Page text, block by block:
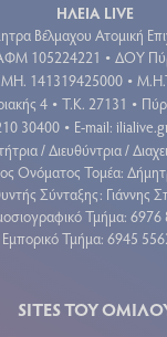
ΗΛΕΙΑ LIVE
Βέλμαχου Ατομική
105224221 • ΔΟΥ
141319425000 •
4 • Τ.Κ. 27131 •
30400 • E-mail:
/ Διευθύντρια /
Ονόματος Τομέα:
Σύνταξης: Γιάννης
Τμήμα: 6976
Εμπορικό Τμήμα: 6945
SITES ΤΟΥ